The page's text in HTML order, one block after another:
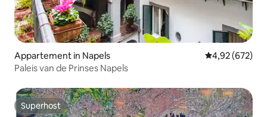
Appartement in Napels Gemiddelde
4,92 (672)
Paleis van de Prinses Napels
Superhost
Superhost